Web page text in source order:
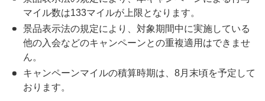
マイル数は133マイルが上限となります。
景品表示法の規定により、対象期間中に実施している
他の入会などのキャンペーンとの重複適用はできませ
ん。
キャンペーンマイルの積算時期は、8月末頃を予定して
おります。